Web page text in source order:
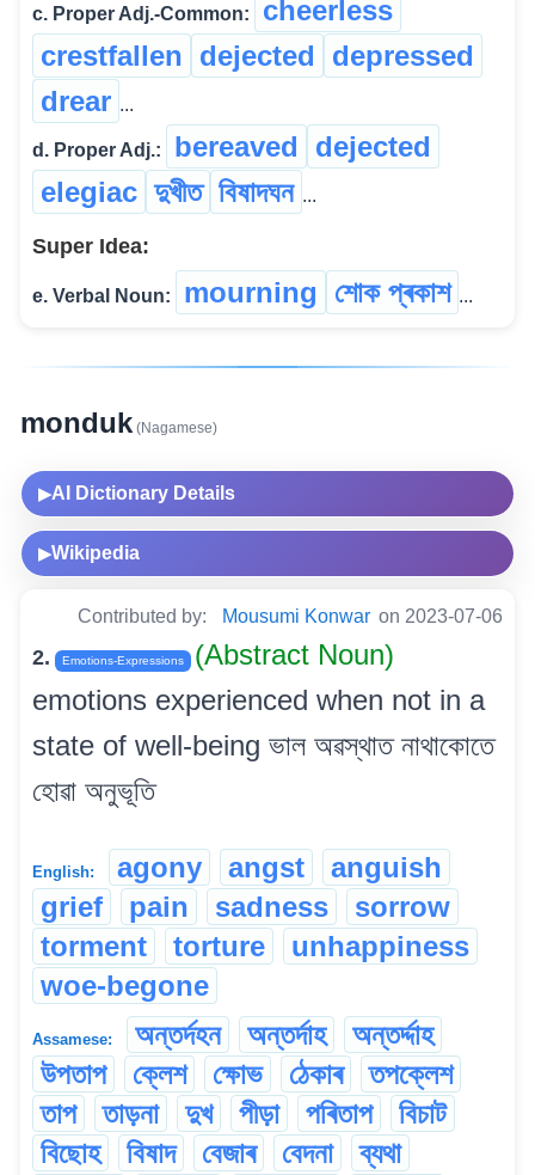
c. Proper Adj.-Common:
cheerless
crestfallen dejected
depressed
drear ...
d. Proper Adj.: bereaved
dejected
elegiac দুখীত বিষাদঘন ...
Super Idea:
e. Verbal Noun: mourning শোক প্ৰকাশ ...
monduk(Nagamese)
▶AI Dictionary Details
▶Wikipedia
Contributed by: Mousumi Konwar on 2023-07-06
2. Emotions-Expressions
(Abstract Noun)
emotions experienced when not in a
state of well-being ভাল অৱস্থাত নাথাকোতে
হোৱা অনুভূতি
English: agony angst
anguish
grief
pain sadness
sorrow
torment
torture
unhappiness
woe-begone
Assamese: অন্তৰ্দহন অন্তৰ্দাহ
অন্তৰ্দ্দাহ
উপতাপ
ক্লেশ ক্ষোভ ঠেকাৰ
তপক্লেশ
তাপ
তাড়না দুখ পীড়া পৰিতাপ
বিচাট
বিছোহ
বিষাদ বেজাৰ বেদনা
ব্যথা